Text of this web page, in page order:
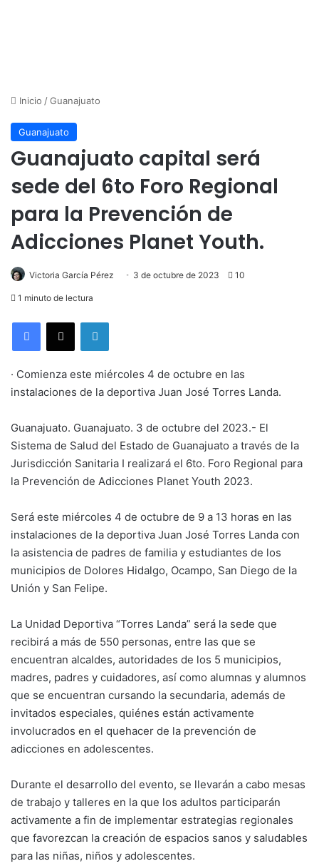
Inicio /Guanajuato
Guanajuato
Guanajuato capital será
sede del 6to Foro Regional
para la Prevención de
Adicciones Planet Youth.
Victoria García Pérez 3 de octubre de 2023 10
1 minuto de lectura
LinkedIn
· Comienza este miércoles 4 de octubre en las
instalaciones de la deportiva Juan José Torres Landa.
Guanajuato. Guanajuato. 3 de octubre del 2023.- El
Sistema de Salud del Estado de Guanajuato a través de la
Jurisdicción Sanitaria I realizará el 6to. Foro Regional para
la Prevención de Adicciones Planet Youth 2023.
Será este miércoles 4 de octubre de 9 a 13 horas en las
instalaciones de la deportiva Juan José Torres Landa con
la asistencia de padres de familia y estudiantes de los
municipios de Dolores Hidalgo, Ocampo, San Diego de la
Unión y San Felipe.
La Unidad Deportiva “Torres Landa” será la sede que
recibirá a más de 550 personas, entre las que se
encuentran alcaldes, autoridades de los 5 municipios,
madres, padres y cuidadores, así como alumnas y alumnos
que se encuentran cursando la secundaria, además de
invitados especiales, quiénes están activamente
involucrados en el quehacer de la prevención de
adicciones en adolescentes.
Durante el desarrollo del evento, se llevarán a cabo mesas
de trabajo y talleres en la que los adultos participarán
activamente a fin de implementar estrategias regionales
que favorezcan la creación de espacios sanos y saludables
para las niñas, niños y adolescentes.